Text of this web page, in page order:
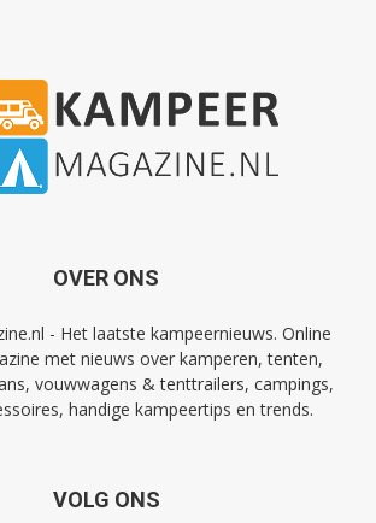
OVER ONS
- Het laatste kampeernieuws. Online
met nieuws over kamperen, tenten,
vouwwagens & tenttrailers, campings,
handige kampeertips en trends.
VOLG ONS